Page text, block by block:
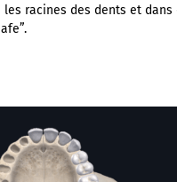
racines des dents et dans